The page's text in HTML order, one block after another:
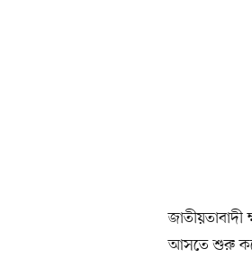
আসতে শুরু